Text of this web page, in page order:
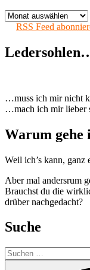
Nach
Monaten
RSS Feed
…muss ich mir nicht
…mach ich mir lieber
Warum gehe
Weil ich’s kann, ganz
Aber mal andersrum
Brauchst du die
drüber nachgedacht?
Suche
Suchen
nach: